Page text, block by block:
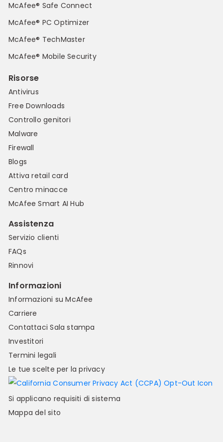
McAfee® Safe Connect
McAfee® PC Optimizer
McAfee® TechMaster
McAfee® Mobile Security
Risorse
Antivirus
Free Downloads
Controllo genitori
Malware
Firewall
Blogs
Attiva retail card
Centro minacce
McAfee Smart AI Hub
Assistenza
Servizio clienti
FAQs
Rinnovi
Informazioni
Informazioni su McAfee
Carriere
ContattaciSala stampa
Investitori
Termini legali
Le tue scelte per la privacy
Si applicano requisiti di sistema
Mappa del sito